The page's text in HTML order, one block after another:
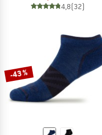
4,8(32)
-43 %